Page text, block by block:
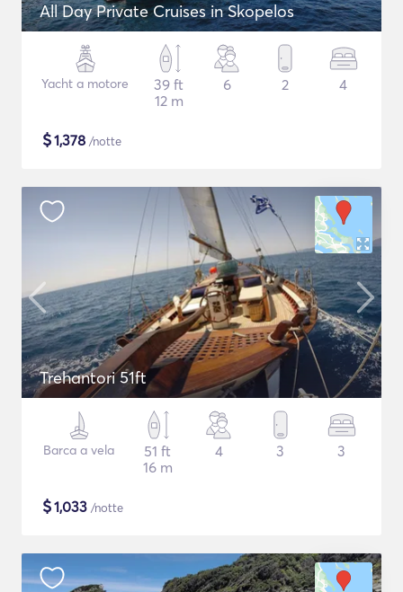
All Day Private Cruises in Skopelos
Yacht a motore
39 ft
12 m
6 2 4
$1,378 /notte
Trehantori 51ft
Barca a vela
51 ft
16 m
4 3 3
$1,033 /notte